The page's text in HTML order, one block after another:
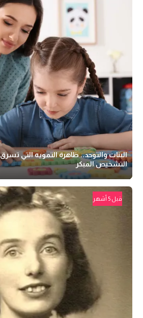
البنات والتوحد.. ظاهرة التمويه التي
التشخيص المبكر
قبل 5 أشهر